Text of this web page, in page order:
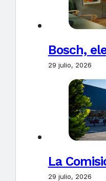
Bosch,
29 julio, 2026
La
29 julio, 2026